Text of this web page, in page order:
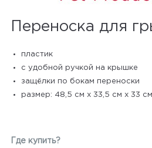
Переноска для
пластик
с удобной ручкой на крышке
защёлки по бокам переноски
размер: 48,5 см х 33,5 см х 33 см
Где купить?